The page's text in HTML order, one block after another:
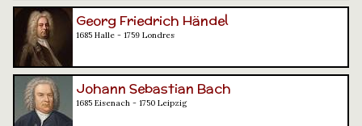
Georg Friedrich Händel
1685 Halle - 1759 Londres
Johann Sebastian Bach
1685 Eisenach - 1750 Leipzig